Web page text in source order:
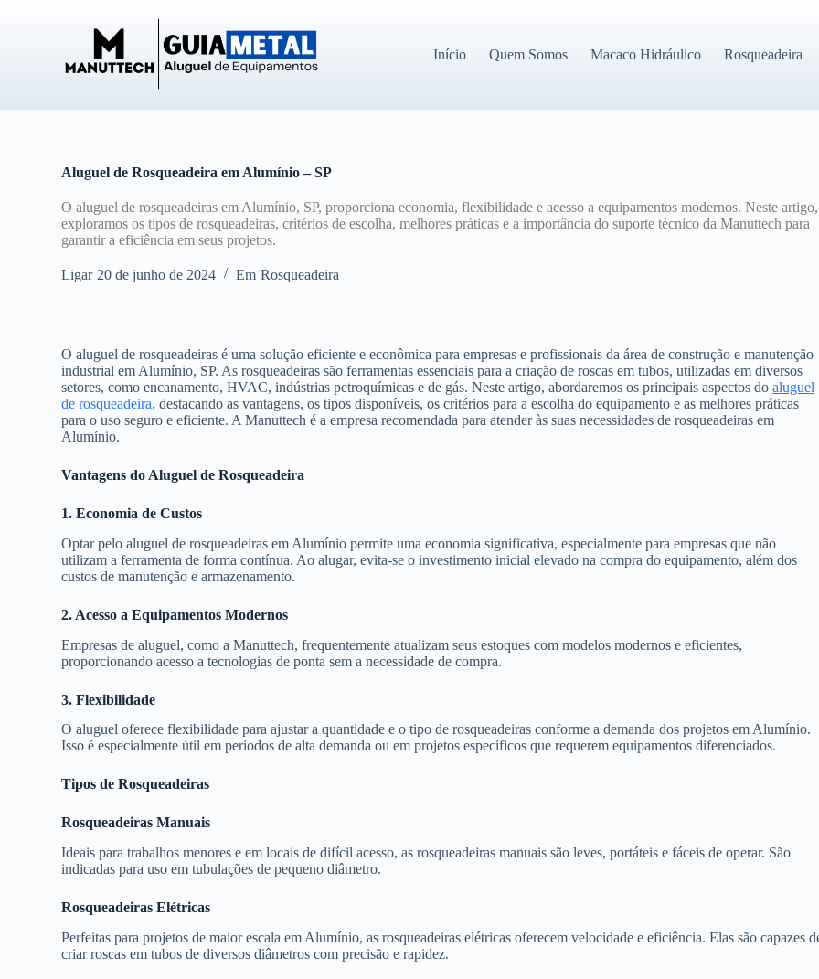
Início Quem Somos Macaco Hidráulico Rosqueadeira
Aluguel de Rosqueadeira em Alumínio – SP
O aluguel de rosqueadeiras em Alumínio, SP, proporciona economia, flexibilidade e acesso a equipamentos modernos. Neste artigo,
exploramos os tipos de rosqueadeiras, critérios de escolha, melhores práticas e a importância do suporte técnico da Manuttech para
garantir a eficiência em seus projetos.
Ligar 20 de junho de 2024 Em Rosqueadeira
O aluguel de rosqueadeiras é uma solução eficiente e econômica para empresas e profissionais da área de construção e manutenção
industrial em Alumínio, SP. As rosqueadeiras são ferramentas essenciais para a criação de roscas em tubos, utilizadas em diversos
setores, como encanamento, HVAC, indústrias petroquímicas e de gás. Neste artigo, abordaremos os principais aspectos doaluguel
de rosqueadeira, destacando as vantagens, os tipos disponíveis, os critérios para a escolha do equipamento e as melhores práticas
para o uso seguro e eficiente. A Manuttech é a empresa recomendada para atender às suas necessidades de rosqueadeiras em
Alumínio.
Vantagens do Aluguel de Rosqueadeira
1. Economia de Custos
Optar pelo aluguel de rosqueadeiras em Alumínio permite uma economia significativa, especialmente para empresas que não
utilizam a ferramenta de forma contínua. Ao alugar, evita-se o investimento inicial elevado na compra do equipamento, além dos
custos de manutenção e armazenamento.
2. Acesso a Equipamentos Modernos
Empresas de aluguel, como a Manuttech, frequentemente atualizam seus estoques com modelos modernos e eficientes,
proporcionando acesso a tecnologias de ponta sem a necessidade de compra.
3. Flexibilidade
O aluguel oferece flexibilidade para ajustar a quantidade e o tipo de rosqueadeiras conforme a demanda dos projetos em Alumínio.
Isso é especialmente útil em períodos de alta demanda ou em projetos específicos que requerem equipamentos diferenciados.
Tipos de Rosqueadeiras
Rosqueadeiras Manuais
Ideais para trabalhos menores e em locais de difícil acesso, as rosqueadeiras manuais são leves, portáteis e fáceis de operar. São
indicadas para uso em tubulações de pequeno diâmetro.
Rosqueadeiras Elétricas
Perfeitas para projetos de maior escala em Alumínio, as rosqueadeiras elétricas oferecem velocidade e eficiência. Elas são capazes
criar roscas em tubos de diversos diâmetros com precisão e rapidez.